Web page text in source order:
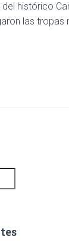
histórico
las tropas